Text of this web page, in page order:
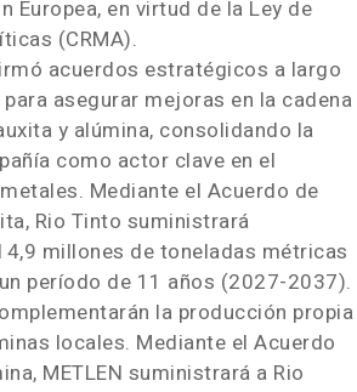
Europea, en virtud de la Ley de
(CRMA).
acuerdos estratégicos a largo
asegurar mejoras en la cadena
y alúmina, consolidando la
como actor clave en el
Mediante el Acuerdo de
Rio Tinto suministrará
millones de toneladas métricas
período de 11 años (2027-2037).
la producción propia
locales. Mediante el Acuerdo
METLEN suministrará a Rio